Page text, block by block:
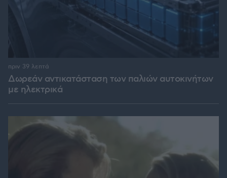
Δωρεάν αντικατάσταση των παλιών αυτοκινήτων
με ηλεκτρικά
πριν 39 λεπτά